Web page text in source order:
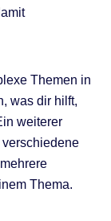
Themen in
was dir hilft,
weiterer
Thema.